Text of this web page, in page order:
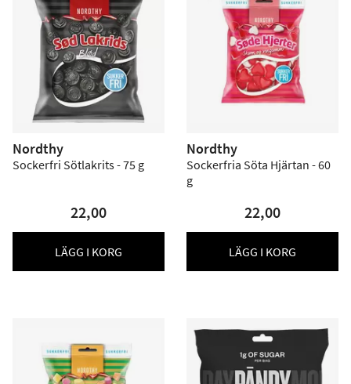
Nordthy
Sockerfri Sötlakrits - 75 g
22,00
LÄGG I KORG
Nordthy
Sockerfria Söta Hjärtan - 60
g
22,00
LÄGG I KORG